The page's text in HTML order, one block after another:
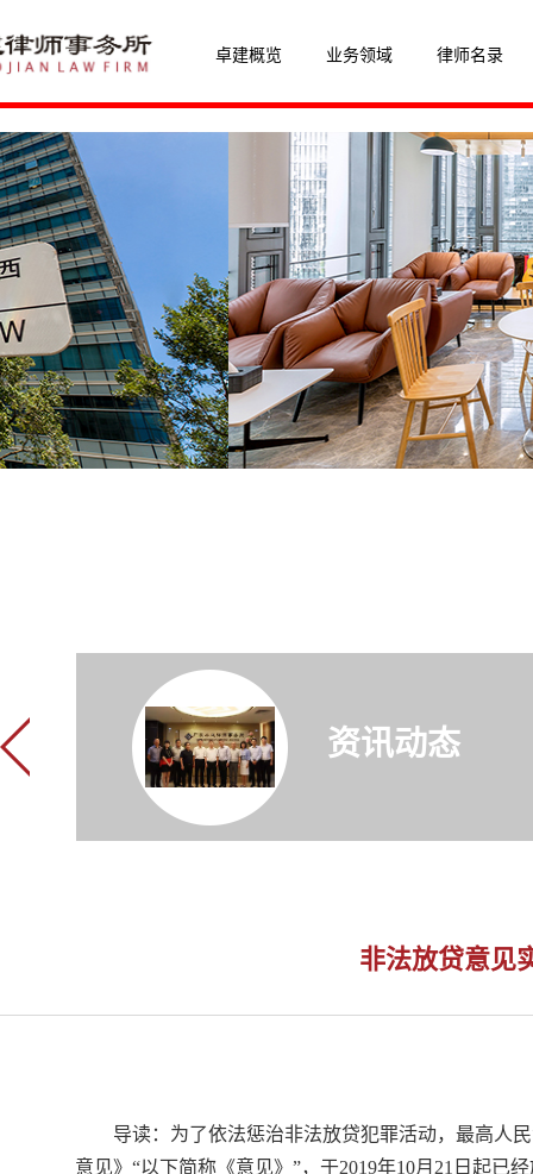
卓建概览 业务领域 律师名录
资讯动态
非法放贷意见
导读：为了依法惩治非法放贷犯罪活动，最高人
意见》“以下简称《意见》”，于2019年10月21日起已